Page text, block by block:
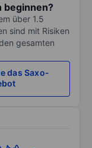
beginnen?
über 1.5
sind mit Risiken
gesamten
das Saxo-